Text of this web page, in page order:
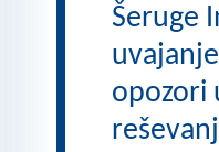
Šeruge
opozori